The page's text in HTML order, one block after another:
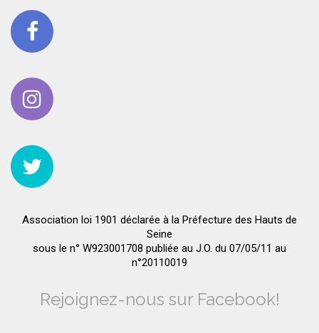
Association loi 1901 déclarée à la Préfecture des Hauts de
Seine
sous le n° W923001708 publiée au J.O. du 07/05/11 au
n°20110019
Rejoignez-nous sur Facebook!